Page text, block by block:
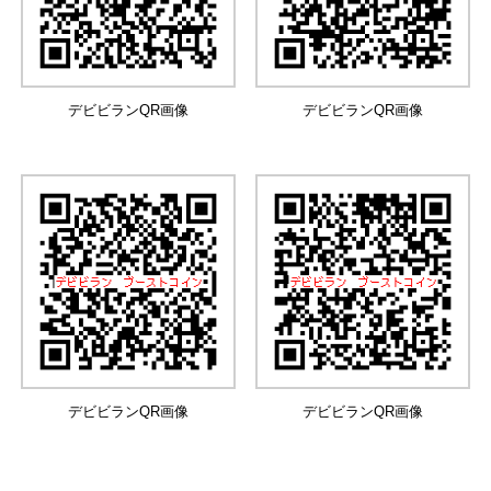
デビビランQR画像 デビビランQR画像
デビビランQR画像 デビビランQR画像